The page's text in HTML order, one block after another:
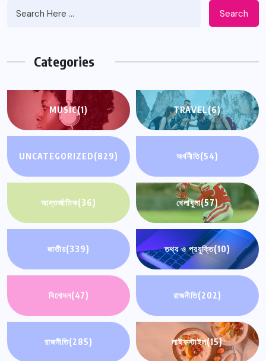
Search
Categories
MUSIC(1) TRAVEL(6)
UNCATEGORIZED(829) অর্থনীতি(54)
আন্তর্জাতিক(36) খেলাধুলা(57)
জাতীয়(339) তথ্য ও প্রযুক্তি(10)
বিনোদন(47) রাজনীতি(202)
রাজনীতি(285) লাইফস্টাইল(15)